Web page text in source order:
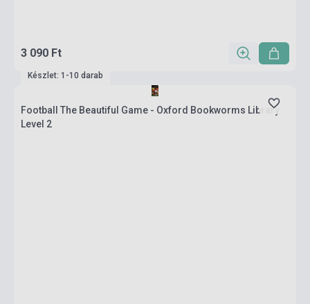
3 090 Ft
Készlet: 1-10 darab
Football The Beautiful Game - Oxford Bookworms Library
Level 2